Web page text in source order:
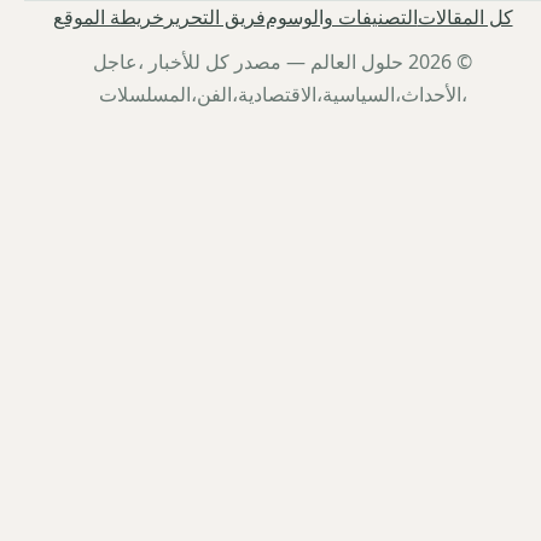
كل المقالاتالتصنيفات والوسومفريق التحرير خريطة الموقع
© 2026 حلول العالم — مصدر كل للأخبار ،عاجل
،الأحداث،السياسية،الاقتصادية،الفن،المسلسلات